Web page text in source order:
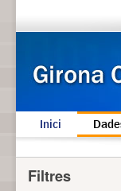
Inici
Filtres